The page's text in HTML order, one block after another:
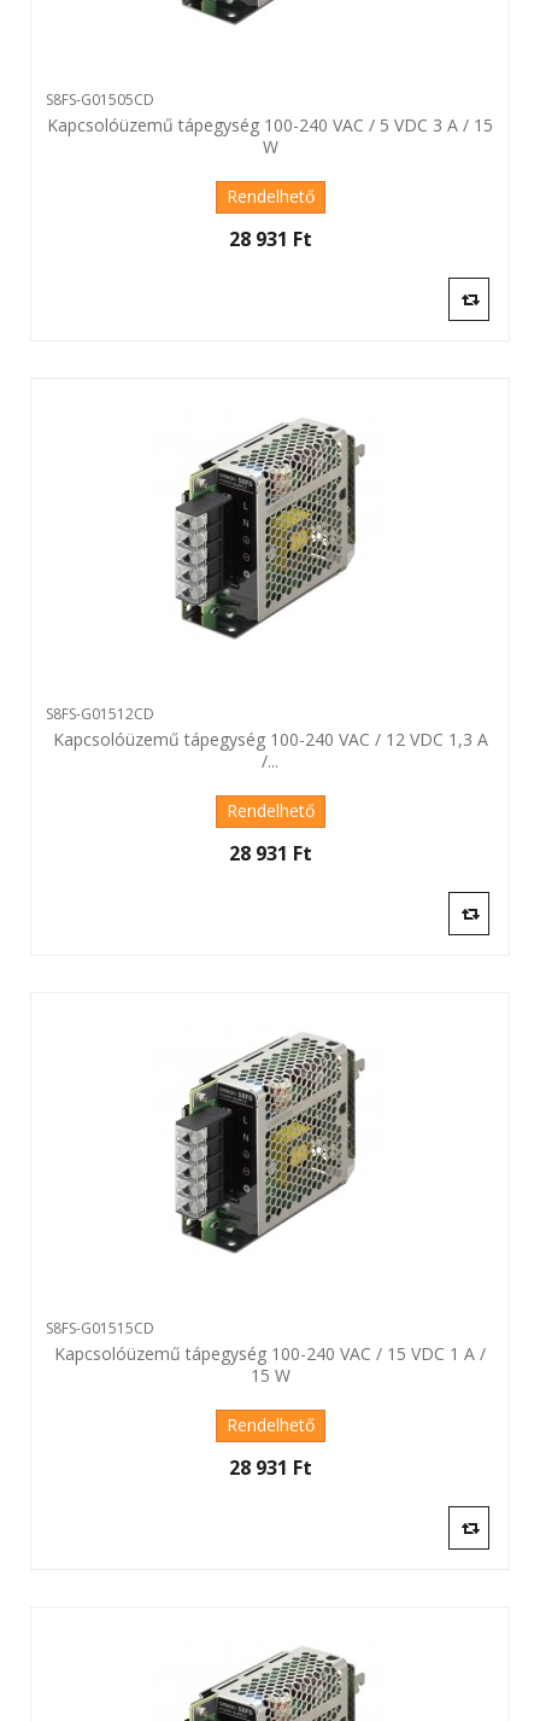
S8FS-G01505CD
Kapcsolóüzemű tápegység 100-240 VAC / 5 VDC 3 A / 15
W
Rendelhető
28 931 Ft‎
S8FS-G01512CD
Kapcsolóüzemű tápegység 100-240 VAC / 12 VDC 1,3 A
/...
Rendelhető
28 931 Ft‎
S8FS-G01515CD
Kapcsolóüzemű tápegység 100-240 VAC / 15 VDC 1 A /
15 W
Rendelhető
28 931 Ft‎